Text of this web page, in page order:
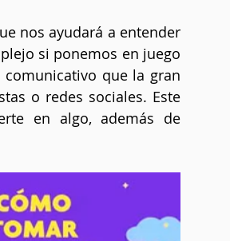
nos ayudará a entender
si ponemos en juego
que la gran
o redes sociales. Este
en algo, además de